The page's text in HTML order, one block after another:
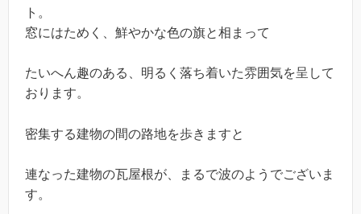
ト。
窓にはためく、鮮やかな色の旗と相まって
たいへん趣のある、明るく落ち着いた雰囲気を呈して
おります。
密集する建物の間の路地を歩きますと
連なった建物の瓦屋根が、まるで波のようでございま
す。